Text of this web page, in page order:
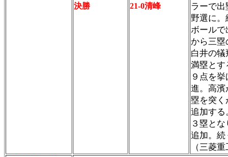
決勝 21-0清峰
ラーで
野選に
ボール
から三
白井の
満塁とす
９点を
進。高濱
塁を突く
追加する
３塁と
追加。続
（三菱